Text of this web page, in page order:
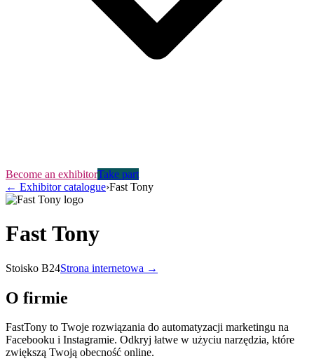
Become an exhibitorTake part
← Exhibitor catalogue›Fast Tony
Fast Tony
Stoisko B24Strona internetowa →
O firmie
FastTony to Twoje rozwiązania do automatyzacji marketingu na
Facebooku i Instagramie. Odkryj łatwe w użyciu narzędzia, które
zwiększą Twoją obecność online.